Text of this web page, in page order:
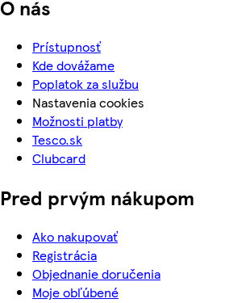
O nás
Prístupnosť
Kde dovážame
Poplatok za službu
Nastavenia cookies
Možnosti platby
Tesco.sk
Clubcard
Pred prvým nákupom
Ako nakupovať
Registrácia
Objednanie doručenia
Moje obľúbené